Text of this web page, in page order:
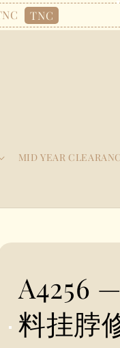
TNC
MID YEAR
A4256
料挂脖